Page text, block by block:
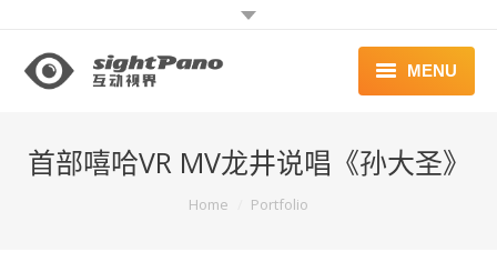
MENU
案例 | WORKS
首部嘻哈VR MV龙井说唱《孙大圣》
Home Portfolio